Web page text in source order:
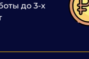
до 3-х